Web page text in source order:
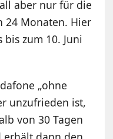
aber nur für die
24 Monaten. Hier
bis zum 10. Juni
„ohne
unzufrieden ist,
von 30 Tagen